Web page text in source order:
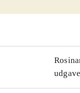
og
romaner for
en angiveligt
Dronnings
forskelle